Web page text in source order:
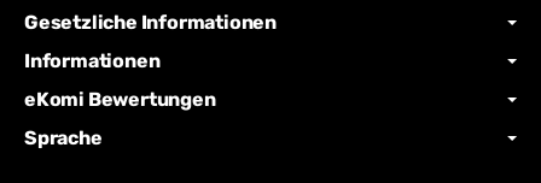
Gesetzliche Informationen
Informationen
eKomi Bewertungen
Sprache